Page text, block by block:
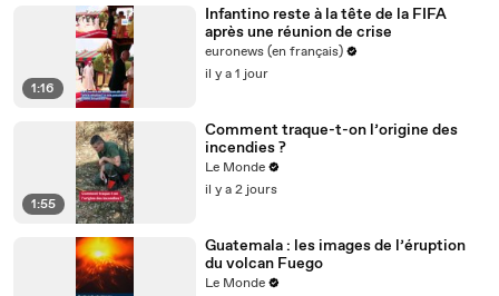
1:16
Infantino reste à la tête de la FIFA
après une réunion de crise
euronews (en français)
il y a 1 jour
1:55
Comment traque-t-on l’origine des
incendies ?
Le Monde
il y a 2 jours
Guatemala : les images de l’éruption
du volcan Fuego
Le Monde